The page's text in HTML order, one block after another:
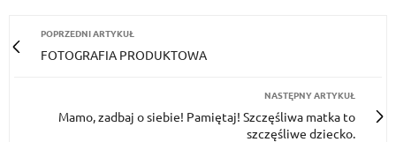
POPRZEDNI ARTYKUŁ
FOTOGRAFIA PRODUKTOWA
NASTĘPNY ARTYKUŁ
Mamo, zadbaj o siebie! Pamiętaj! Szczęśliwa matka to
szczęśliwe dziecko.